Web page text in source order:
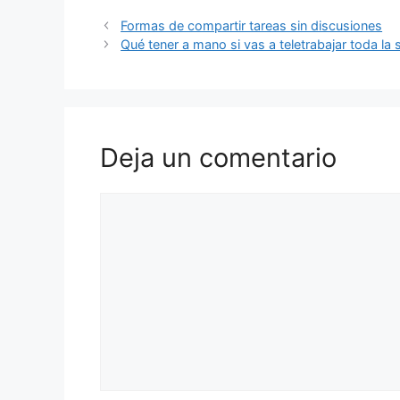
Formas de compartir tareas sin discusiones
Qué tener a mano si vas a teletrabajar toda la
Deja un comentario